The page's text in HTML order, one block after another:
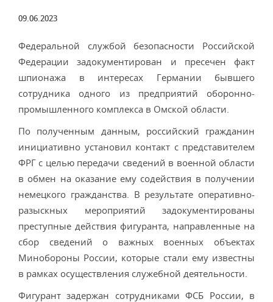
09.06.2023
Федеральной службой безопасности Российской
Федерации задокументирован и пресечен факт
шпионажа в интересах Германии бывшего
сотрудника одного из предприятий оборонно-
промышленного комплекса в Омской области.
По полученным данным, российский гражданин
инициативно установил контакт с представителем
ФРГ с целью передачи сведений в военной области
в обмен на оказание ему содействия в получении
немецкого гражданства. В результате оперативно-
разыскных мероприятий задокументированы
преступные действия фигуранта, направленные на
сбор сведений о важных военных объектах
Минобороны России, которые стали ему известны
в рамках осуществления служебной деятельности.
Фигурант задержан сотрудниками ФСБ России, в